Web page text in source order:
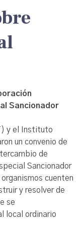
Sancionador
y el Instituto
un convenio de
de
Sancionador
cuenten
y resolver de
se
local ordinario